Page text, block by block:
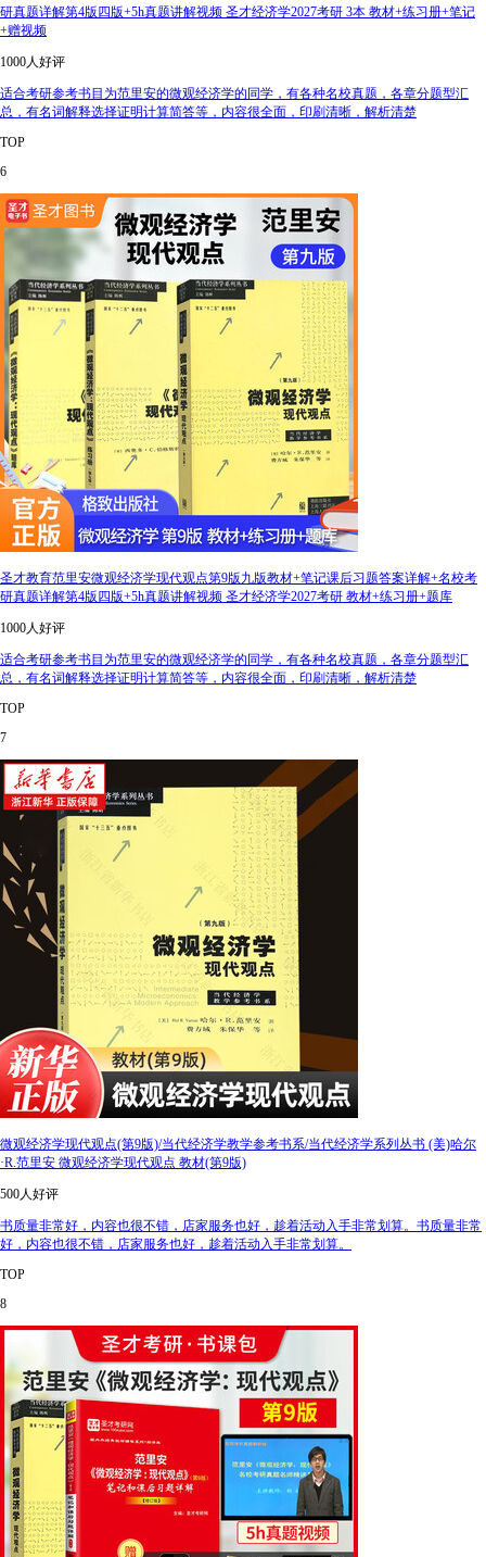
研真题详解第4版四版+5h真题讲解视频 圣才经济学2027考研 3本 教材+练习册+笔记
+赠视频
1000人好评
适合考研参考书目为范里安的微观经济学的同学，有各种名校真题，各章分题型汇
总，有名词解释选择证明计算简答等，内容很全面，印刷清晰，解析清楚
TOP
6
圣才教育范里安微观经济学现代观点第9版九版教材+笔记课后习题答案详解+名校考
研真题详解第4版四版+5h真题讲解视频 圣才经济学2027考研 教材+练习册+题库
1000人好评
适合考研参考书目为范里安的微观经济学的同学，有各种名校真题，各章分题型汇
总，有名词解释选择证明计算简答等，内容很全面，印刷清晰，解析清楚
TOP
7
微观经济学现代观点(第9版)/当代经济学教学参考书系/当代经济学系列丛书 (美)哈尔
·R.范里安 微观经济学现代观点 教材(第9版)
500人好评
书质量非常好，内容也很不错，店家服务也好，趁着活动入手非常划算。书质量非常
好，内容也很不错，店家服务也好，趁着活动入手非常划算。
TOP
8